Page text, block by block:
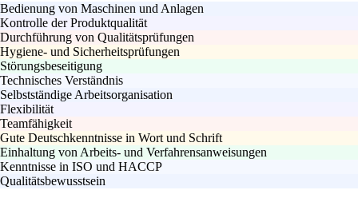
Bedienung von Maschinen und Anlagen
Kontrolle der Produktqualität
Durchführung von Qualitätsprüfungen
Hygiene- und Sicherheitsprüfungen
Störungsbeseitigung
Technisches Verständnis
Selbstständige Arbeitsorganisation
Flexibilität
Teamfähigkeit
Gute Deutschkenntnisse in Wort und Schrift
Einhaltung von Arbeits- und Verfahrensanweisungen
Kenntnisse in ISO und HACCP
Qualitätsbewusstsein